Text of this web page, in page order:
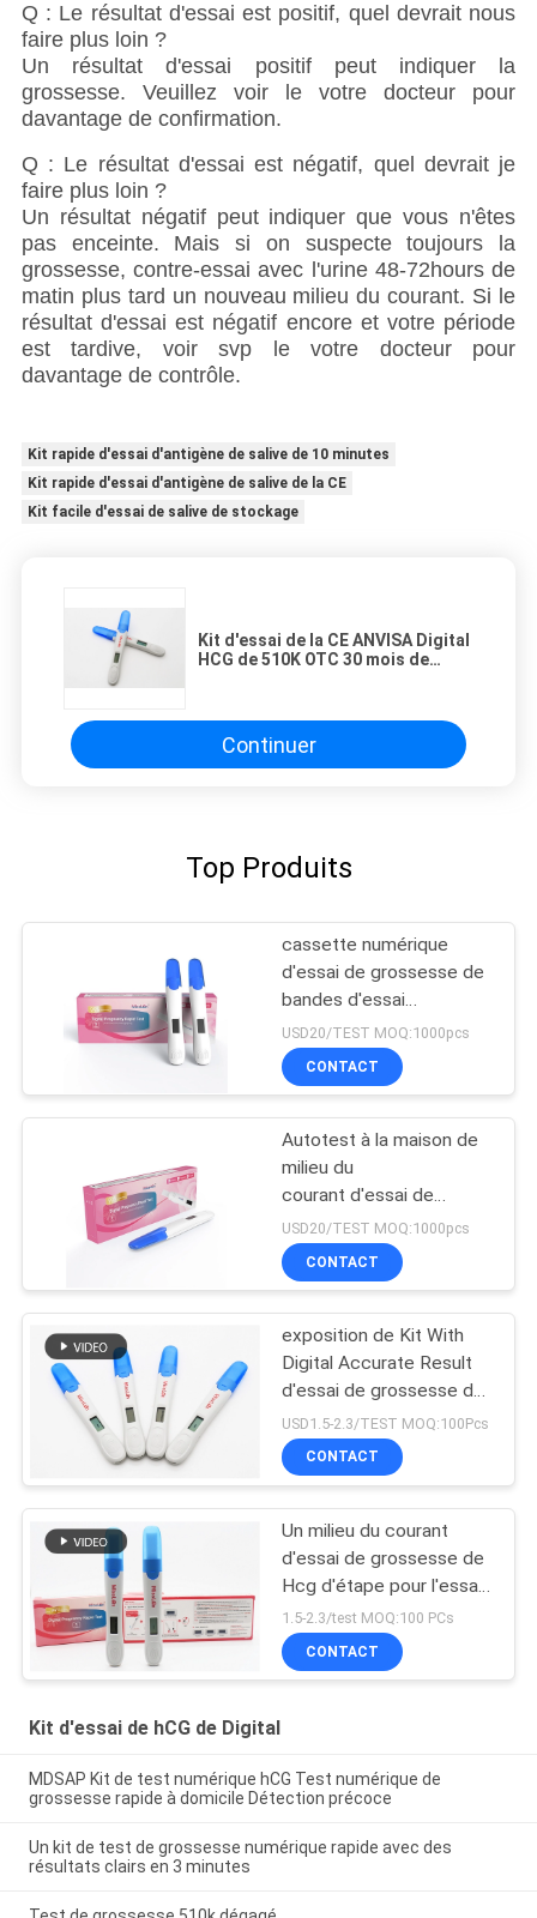
Q : Le résultat d'essai est positif, quel devrait nous
faire plus loin ?
Un résultat d'essai positif peut indiquer la
grossesse. Veuillez voir le votre docteur pour
davantage de confirmation.
Q : Le résultat d'essai est négatif, quel devrait je
faire plus loin ?
Un résultat négatif peut indiquer que vous n'êtes
pas enceinte. Mais si on suspecte toujours la
grossesse, contre-essai avec l'urine 48-72hours de
matin plus tard un nouveau milieu du courant. Si le
résultat d'essai est négatif encore et votre période
est tardive, voir svp le votre docteur pour
davantage de contrôle.
Kit rapide d'essai d'antigène de salive de 10 minutes
Kit rapide d'essai d'antigène de salive de la CE
Kit facile d'essai de salive de stockage
Kit d'essai de la CE ANVISA Digital
HCG de 510K OTC 30 mois de
Continuer
Top Produits
cassette numérique
d'essai de grossesse de
bandes d'essai
d'ovulation et de bandes
d'essai de grossesse
USD20/TEST MOQ:1000pcs
CONTACT
Autotest à la maison de
milieu du
courant d'essai de
grossesse de
l'urine HCG d'essai de
grossesse diagnostique
USD20/TEST MOQ:1000pcs
CONTACT
exposition de Kit With
Digital Accurate Result
d'essai de grossesse de
la CE ANVISA de
10mIU/mL 510k
USD1.5-2.3/TEST MOQ:100Pcs
CONTACT
Un milieu du courant
d'essai de grossesse de
Hcg d'étape pour l'essai
précis
1.5-2.3/test MOQ:100 PCs
CONTACT
Kit d'essai de hCG de Digital
MDSAP Kit de test numérique hCG Test numérique de
grossesse rapide à domicile Détection précoce
Un kit de test de grossesse numérique rapide avec des
résultats clairs en 3 minutes